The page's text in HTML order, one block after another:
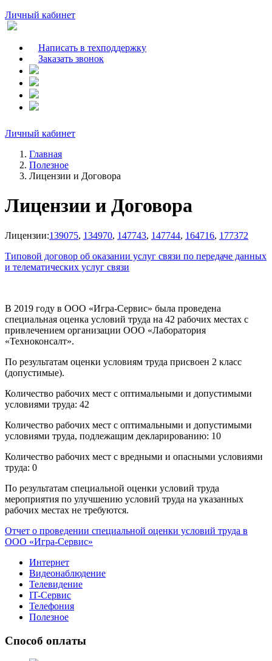
Личный кабинет
Написать в техподдержку
Заказать звонок
Личный кабинет
Главная
Полезное
Лицензии и Договора
Лицензии и Договора
Лицензии:139075, 134970, 147743, 147744, 164716, 177372
Типовой договор об оказании услуг связи по передаче данных
и телематических услуг связи
В 2019 году в ООО «Игра-Сервис» была проведена
специальная оценка условий труда на 42 рабочих местах с
привлечением организации ООО «Лаборатория
«Техноконсалт».
По результатам оценки условиям труда присвоен 2 класс
(допустимые).
Количество рабочих мест с оптимальными и допустимыми
условиями труда: 42
Количество рабочих мест с оптимальными и допустимыми
условиями труда, подлежащим декларированию: 10
Количество рабочих мест с вредными и опасными условиями
труда: 0
По результатам специальной оценки условий труда
мероприятия по улучшению условий труда на указанных
рабочих местах не требуются.
Отчет о проведении специальной оценки условий труда в
ООО «Игра-Сервис»
Интернет
Видеонаблюдение
Телевидение
IT-Сервис
Телефония
Полезное
Способ оплаты